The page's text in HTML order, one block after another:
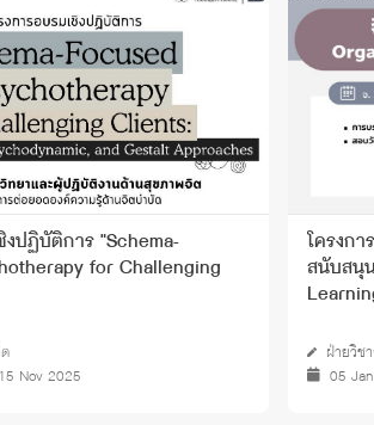
งปฏิบัติการ "Schema-
for Challenging
Nov 2025
โครงก
สนับสนุ
2569
ฝ่ายวิช
05